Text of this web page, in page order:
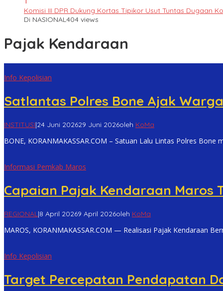
Komisi III DPR Dukung Kortas Tipikor Usut Tuntas Dugaan
Di NASIONAL404 views
Pajak Kendaraan
Info Kepolisian
Satlantas Polres Bone Ajak
INSTITUSI|24 Juni 202629 Juni 2026oleh KoMa
BONE, KORANMAKASSAR.COM – Satuan Lalu Lintas Polres
Informasi Pemkab Maros
Capaian Pajak Kendaraan Maros
REGIONAL|8 April 20269 April 2026oleh KoMa
MAROS, KORANMAKASSAR.COM — Realisasi Pajak Kendaraan
Info Kepolisian
Target Percepatan Pendapatan